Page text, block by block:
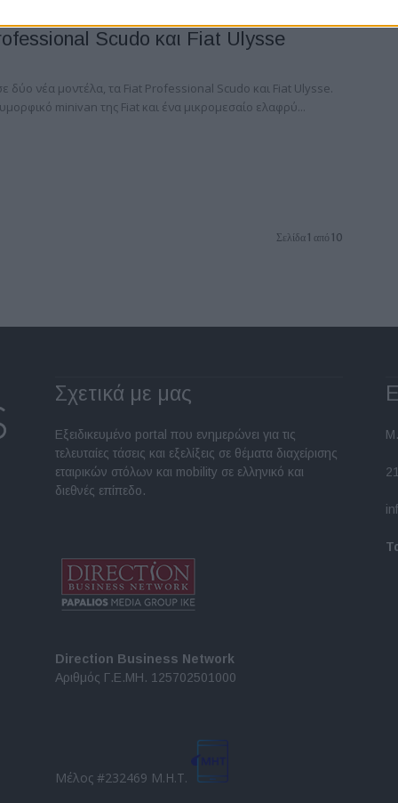
Scudo και Fiat Ulysse
δύο νέα μοντέλα, τα Fiat Professional Scudo και Fiat Ulysse.
minivan της Fiat και ένα μικρομεσαίο ελαφρύ...
Σελίδα 1 από 10
Σχετικά με μας
Εξειδικευμένο portal που ενημερώνει για τις
τελευταίες τάσεις και εξελίξεις σε θέματα διαχείρισης
εταιρικών στόλων και mobility σε ελληνικό και
διεθνές επίπεδο.
Direction Business Network
Αριθμός Γ.Ε.ΜΗ. 125702501000
Μέλος #232469 Μ.Η.Τ.